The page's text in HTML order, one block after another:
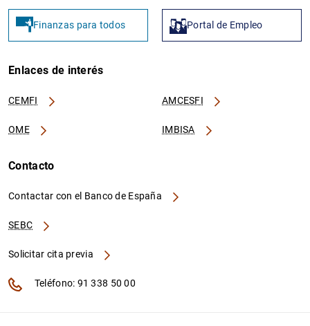
Finanzas para todos Portal de Empleo
Enlaces de interés
CEMFI AMCESFI
OME IMBISA
Contacto
Contactar con el Banco de España
SEBC
Solicitar cita previa
Teléfono: 91 338 50 00